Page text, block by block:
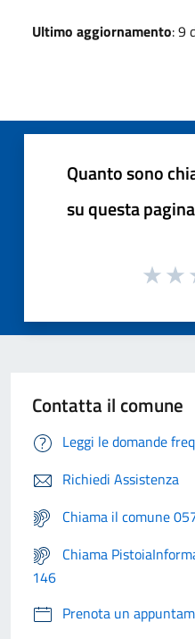
Ultimo aggiornamento: 9
Quanto sono
su questa
Contatta il comune
Leggi le domande
Richiedi Assistenza
Chiama il comune
Chiama
146
Prenota un